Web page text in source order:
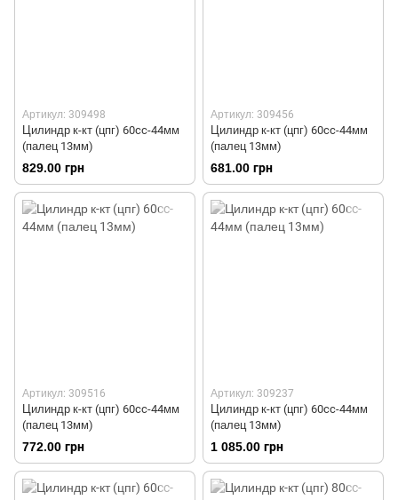
Артикул: 309498
Цилиндр к-кт (цпг) 60cc-44мм
(палец 13мм)
829.00 грн
Артикул: 309456
Цилиндр к-кт (цпг) 60cc-44мм
(палец 13мм)
681.00 грн
Артикул: 309516
Цилиндр к-кт (цпг) 60cc-44мм
(палец 13мм)
772.00 грн
Артикул: 309237
Цилиндр к-кт (цпг) 60cc-44мм
(палец 13мм)
1 085.00 грн